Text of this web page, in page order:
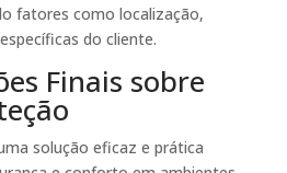
fatores como localização,
do cliente.
Finais sobre
solução eficaz e prática